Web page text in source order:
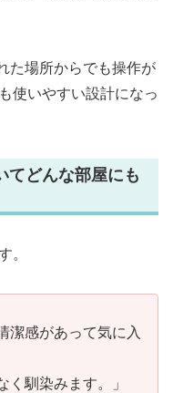
た場所からでも操作が
使いやすい設計になっ
てどんな部屋にも
。
潔感があって気に入
く馴染みます。」